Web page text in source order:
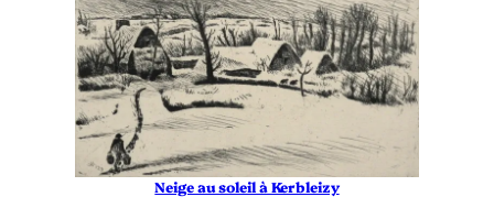
Neige au soleil à Kerbleizy